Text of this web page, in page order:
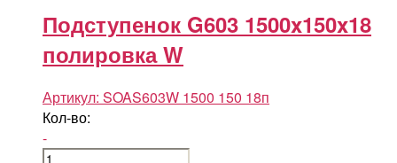
Подступенок G603 1500x150x18
полировка W
Артикул: SOAS603W 1500 150 18п
Кол-во:
-